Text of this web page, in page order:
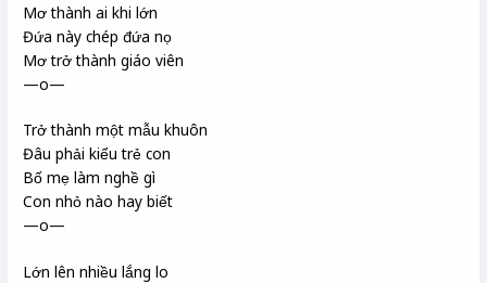
Mơ thành ai khi lớn
Đứa này chép đứa nọ
Mơ trở thành giáo viên
—o—
Trở thành một mẫu khuôn
Đâu phải kiểu trẻ con
Bố mẹ làm nghề gì
Con nhỏ nào hay biết
—o—
Lớn lên nhiều lắng lo